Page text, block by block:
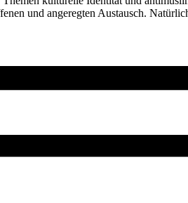
und angeregten Austausch.